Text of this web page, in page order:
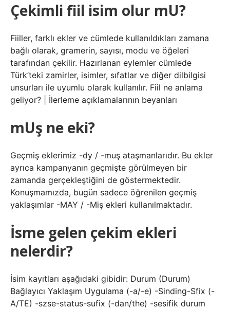
Çekimli fiil isim olur mU?
Fiiller, farklı ekler ve cümlede kullanıldıkları zamana
bağlı olarak, gramerin, sayısı, modu ve öğeleri
tarafından çekilir. Hazırlanan eylemler cümlede
Türk’teki zamirler, isimler, sıfatlar ve diğer dilbilgisi
unsurları ile uyumlu olarak kullanılır. Fiil ne anlama
geliyor? | İlerleme açıklamalarının beyanları
mUş ne eki?
Geçmiş eklerimiz -dy / -muş ataşmanlarıdır. Bu ekler
ayrıca kampanyanın geçmişte görülmeyen bir
zamanda gerçekleştiğini de göstermektedir.
Konuşmamızda, bugün sadece öğrenilen geçmiş
yaklaşımlar -MAY / -Miş ekleri kullanılmaktadır.
İsme gelen çekim ekleri
nelerdir?
İsim kayıtları aşağıdaki gibidir: Durum (Durum)
Bağlayıcı Yaklaşım Uygulama (-a/-e) -Sinding-Sfix (-
A/TE) -szse-status-sufix (-dan/the) -sesifik durum